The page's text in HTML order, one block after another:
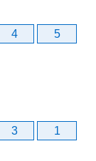
4 5
3
1